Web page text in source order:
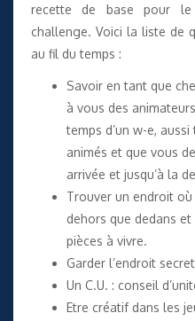
recette de base pour le
challenge. Voici la liste de
au fil du temps :
Savoir en tant que
à vous des
temps d’un w-e,
animés et que vous
arrivée et jusqu’à la
Trouver un endroit où
dehors que dedans
pièces à vivre.
Garder l’endroit
Un C.U. : conseil
Etre créatif dans les